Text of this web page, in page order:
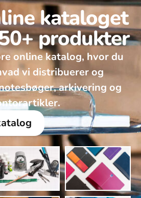
kataloget
produkter
online katalog, hvor du
vi distribuerer og
arkivering og